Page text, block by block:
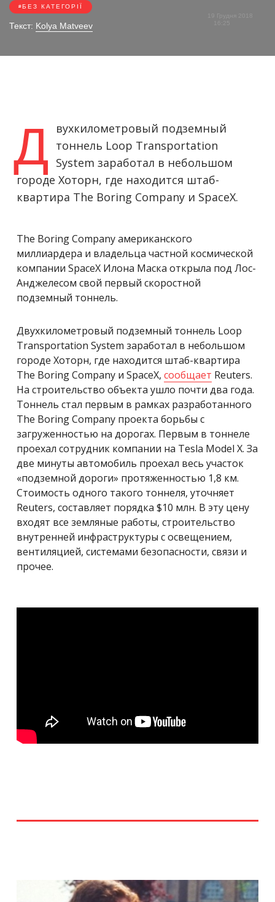
БЕЗ КАТЕГОРІЇ
Текст: Kolya Matveev
19 Грудня 2018
Д
вухкилометровый подземный
тоннель Loop Transportation
System заработал в небольшом
городе Хоторн, где находится штаб-
квартира The Boring Company и SpaceX.
The Boring Company американского
миллиардера и владельца частной космической
компании SpaceX Илона Маска открыла под Лос-
Анджелесом свой первый скоростной
подземный тоннель.
Двухкилометровый подземный тоннель Loop
Transportation System заработал в небольшом
городе Хоторн, где находится штаб-квартира
The Boring Company и SpaceX, сообщает Reuters.
На строительство объекта ушло почти два года.
Тоннель стал первым в рамках разработанного
The Boring Company проекта борьбы с
загруженностью на дорогах. Первым в тоннеле
проехал сотрудник компании на Tesla Model X. За
две минуты автомобиль проехал весь участок
«подземной дороги» протяженностью 1,8 км.
Стоимость одного такого тоннеля, уточняет
Reuters, составляет порядка $10 млн. В эту цену
входят все земляные работы, строительство
внутренней инфраструктуры с освещением,
вентиляцией, системами безопасности, связи и
прочее.